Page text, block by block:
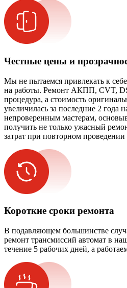
Честные цены и
Мы не пытаемся привлекать к
на работы. Ремонт АКПП, CVT,
процедура, а стоимость
увеличилась за последние 2 года
непроверенным мастерам,
получить не только ужасный
затрат при повторном
Короткие сроки ремонта
В подавляющем большинстве
ремонт трансмиссий автомат в
течение 5 рабочих дней, а